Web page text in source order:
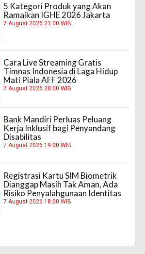
5 Kategori Produk yang Akan
Ramaikan IGHE 2026 Jakarta
7 August 2026 21:00 WIB
Cara Live Streaming Gratis
Timnas Indonesia di Laga Hidup
Mati Piala AFF 2026
7 August 2026 20:00 WIB
Bank Mandiri Perluas Peluang
Kerja Inklusif bagi Penyandang
Disabilitas
7 August 2026 19:00 WIB
Registrasi Kartu SIM Biometrik
Dianggap Masih Tak Aman, Ada
Risiko Penyalahgunaan Identitas
7 August 2026 18:00 WIB